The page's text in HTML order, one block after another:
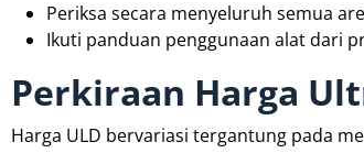
Periksa secara menyeluruh semua
Ikuti panduan penggunaan alat dari
Perkiraan Harga
Harga ULD bervariasi tergantung pada